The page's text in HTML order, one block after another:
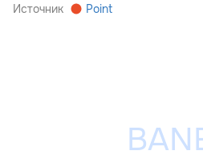
Источник Point